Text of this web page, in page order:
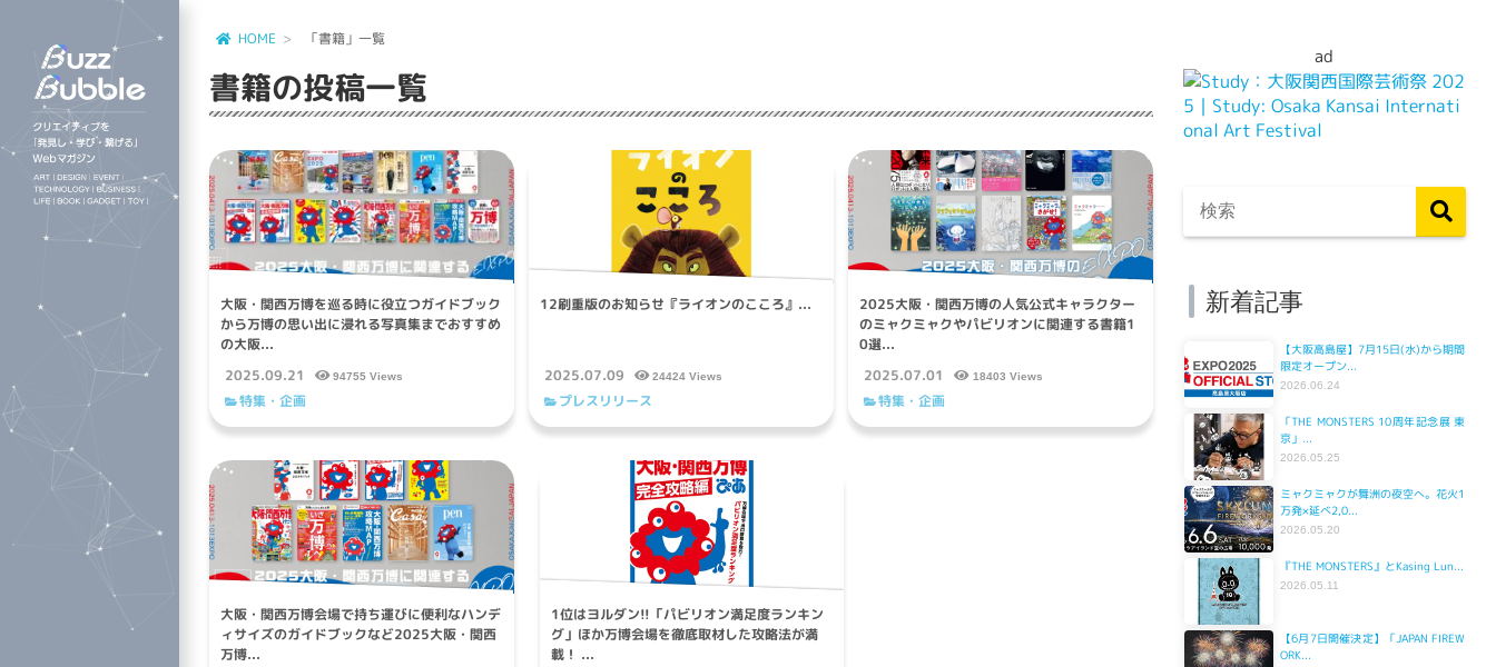
HOME 「書籍」一覧
書籍の投稿一覧
大阪・関西万博を巡る時に役立つガイドブック
から万博の思い出に浸れる写真集までおすすめ
の大阪...
2025.09.21
94755 Views
特集・企画
12刷重版のお知らせ『ライオンのこころ』...
2025.07.09 24424 Views
プレスリリース
2025大阪・関西万博の人気公式キャラクター
のミャクミャクやパビリオンに関連する書籍1
0選...
2025.07.01
18403 Views
特集・企画
大阪・関西万博会場で持ち運びに便利なハンデ
ィサイズのガイドブックなど2025大阪・関西
万博...
1位はヨルダン!!「パビリオン満足度ランキン
グ」ほか万博会場を徹底取材した攻略法が満
載！ ...
ad
新着記事
【大阪高島屋】7月15日(水)から期間
限定オープン...
2026.06.24
「THE MONSTERS 10周年記念展 東
京」...
2026.05.25
ミャクミャクが舞洲の夜空へ。花火1
万発×延べ2,0...
2026.05.20
『THE MONSTERS』とKasing Lun...
2026.05.11
【6月7日開催決定】「JAPAN FIREW
ORK...